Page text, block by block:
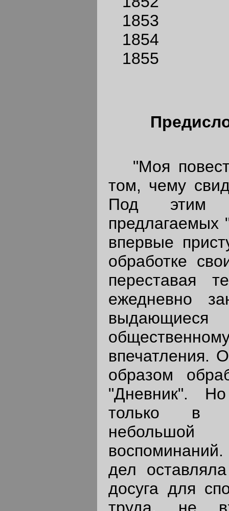
1853
1854
1855
"Моя
том, чему
Под этим
предлагаемых
впервые
обработке
переставая
ежедневно
впечатления.
образом
"Дневник".
только в
дел
досуга для